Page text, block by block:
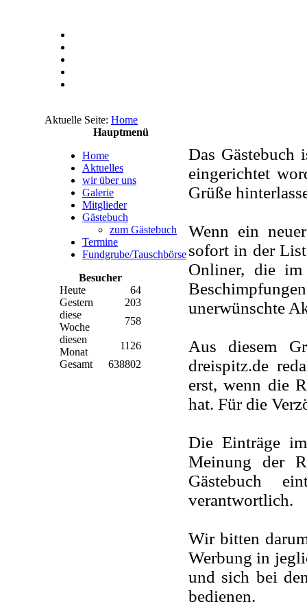
Aktuelle Seite: Home
Hauptmenü
Home
Aktuelles
wir über uns
Galerie
Mitglieder
Gästebuch
zum Gästebuch
Termine
Fundgrube/Tauschbörse
Besucher
Heute
64
Gestern
203
diese
Woche
758
diesen
Monat
1126
Gesamt
638802
Das Gästebuch
eingerichtet
Grüße
Wenn ein
sofort in der
Onliner, die im
unerwünschte
Aus diesem
dreispitz.de
erst, wenn die
hat. Für die
Die Einträge
Meinung der
Gästebuch
verantwortlich.
Wir bitten
Werbung in
und sich bei
bedienen.